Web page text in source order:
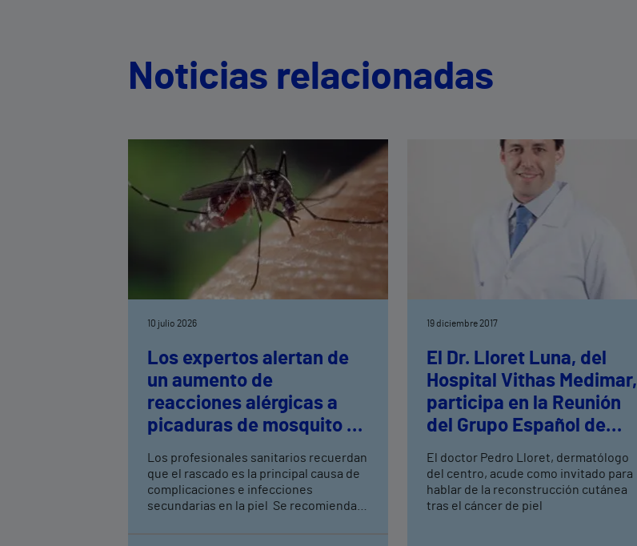
Noticias relacionadas
10 julio 2026
Los expertos alertan de
un aumento de
reacciones alérgicas a
picaduras de mosquito en
Alicante
Los profesionales sanitarios recuerdan
que el rascado es la principal causa de
complicaciones e infecciones
secundarias en la piel Se recomienda
19 diciembre 2017
El Dr. Lloret Luna, del
Hospital Vithas Medimar,
participa en la Reunión
del Grupo Español de
Dermatología Quirúrgica,
Láser y Oncología
Cutánea
El doctor Pedro Lloret, dermatólogo
del centro, acude como invitado para
hablar de la reconstrucción cutánea
tras el cáncer de piel